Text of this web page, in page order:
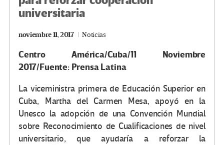
universitaria
noviembre 11, 2017 Noticias
Centro América/Cuba/11 Noviembre
2017/Fuente: Prensa Latina
La viceministra primera de Educación Superior en
Cuba, Martha del Carmen Mesa, apoyó en la
Unesco la adopción de una Convención Mundial
sobre Reconocimiento de Cualificaciones de nivel
universitario, que ayudaría a reforzar la